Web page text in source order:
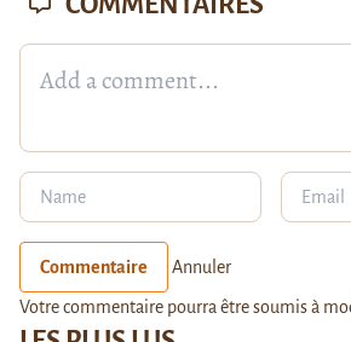
Commentaire Annuler
Votre commentaire pourra être soumis à